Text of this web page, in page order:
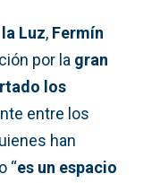
Luz, Fermín
por la gran
los
entre los
han
“es un espacio